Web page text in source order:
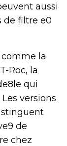
aussi
de filtre e0
la
Roc, la
qui
versions
de
chez